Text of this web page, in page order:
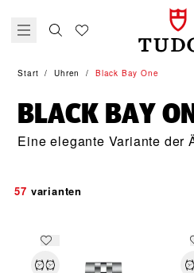
Start Uhren Black Bay One
BLACK BAY
Eine elegante Variante der
57 varianten